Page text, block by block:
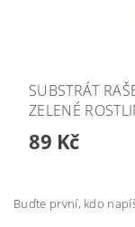
SUBSTRÁT
ZELENÉ
89 Kč
Buďte první, kdo